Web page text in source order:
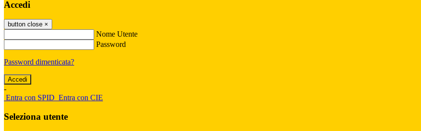
Accedi
button close ×
Nome Utente
Password
Password dimenticata?
-
Entra con SPID Entra con CIE
Seleziona utente